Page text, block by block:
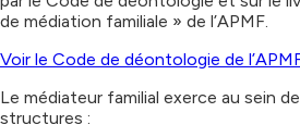
de médiation familiale » de l’APMF.
Voir le Code de déontologie de
Le médiateur familial exerce au sein
structures :